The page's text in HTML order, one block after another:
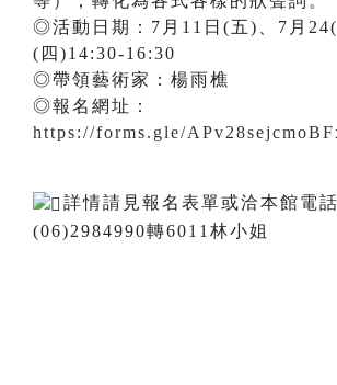
◎活動日期：7月11日(五)、7月24(
(四)14:30-16:30
◎帶領藝術家：楊雨樵
◎報名網址：
https://forms.gle/
詳情請見報名表單或洽本館電話
(06)2984990轉6011林小姐